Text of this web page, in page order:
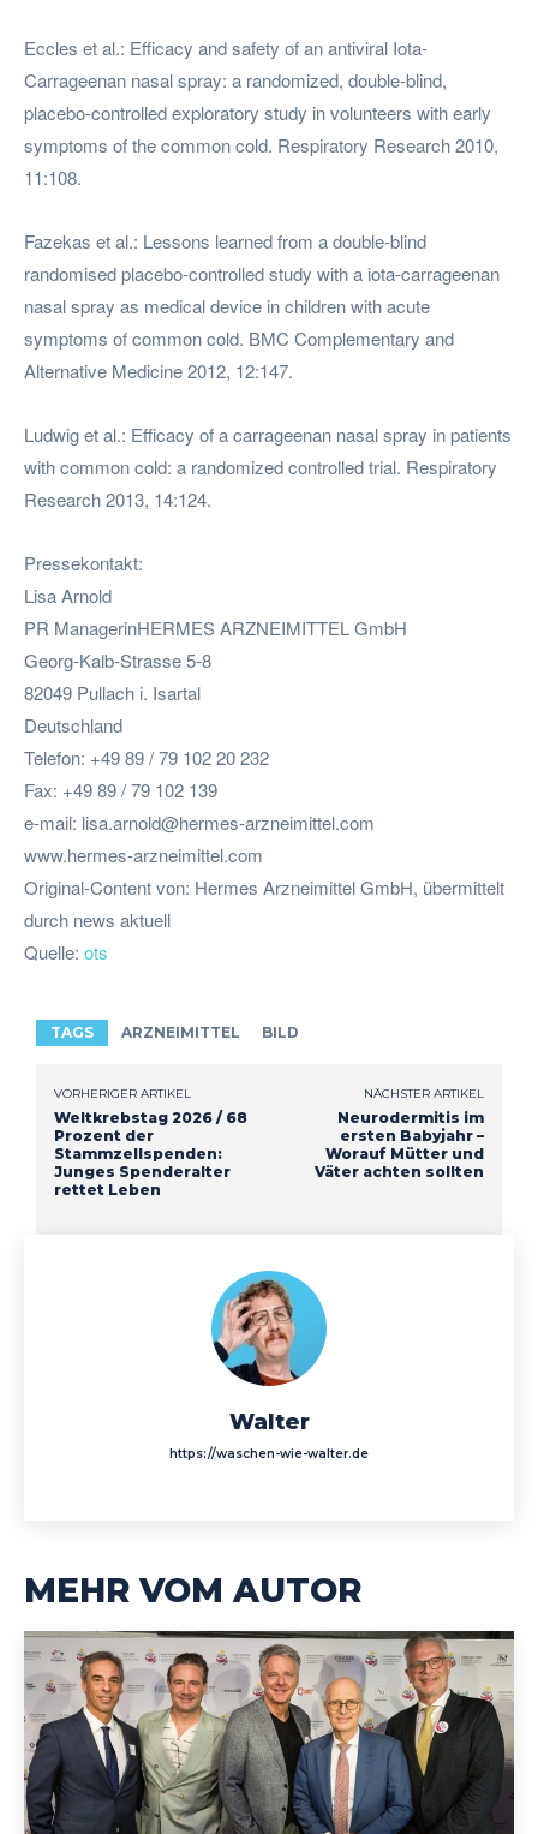
Eccles et al.: Efficacy and safety of an antiviral Iota-
Carrageenan nasal spray: a randomized, double-blind,
placebo-controlled exploratory study in volunteers with early
symptoms of the common cold. Respiratory Research 2010,
11:108.
Fazekas et al.: Lessons learned from a double-blind
randomised placebo-controlled study with a iota-carrageenan
nasal spray as medical device in children with acute
symptoms of common cold. BMC Complementary and
Alternative Medicine 2012, 12:147.
Ludwig et al.: Efficacy of a carrageenan nasal spray in patients
with common cold: a randomized controlled trial. Respiratory
Research 2013, 14:124.
Pressekontakt:
Lisa Arnold
PR ManagerinHERMES ARZNEIMITTEL GmbH
Georg-Kalb-Strasse 5-8
82049 Pullach i. Isartal
Deutschland
Telefon: +49 89 / 79 102 20 232
Fax: +49 89 / 79 102 139
e-mail: lisa.arnold@hermes-arzneimittel.com
www.hermes-arzneimittel.com
Original-Content von: Hermes Arzneimittel GmbH, übermittelt
durch news aktuell
Quelle: ots
TAGS ARZNEIMITTEL BILD
VORHERIGER ARTIKEL
Weltkrebstag 2026 / 68
Prozent der
Stammzellspenden:
Junges Spenderalter
rettet Leben
NÄCHSTER ARTIKEL
Neurodermitis im
ersten Babyjahr –
Worauf Mütter und
Väter achten sollten
Walter
https://waschen-wie-walter.de
MEHR VOM AUTOR